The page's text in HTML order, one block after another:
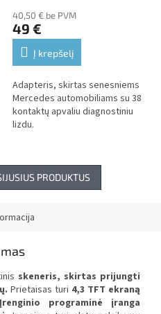
40,50 € be PVM
49 €
Į krepšelį
Adapteris, skirtas senesniems
Mercedes automobiliams su 38
kontaktų apvaliu diagnostiniu
lizdu.
PRODUKTUS
skeneris, skirtas prijungti
Prietaisas turi 4,3 TFT ekraną
Įrenginio programinė įranga